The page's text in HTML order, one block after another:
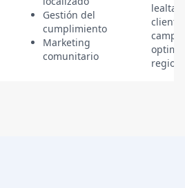
Gestión del
cumplimiento
Marketing
comunitario
cliente